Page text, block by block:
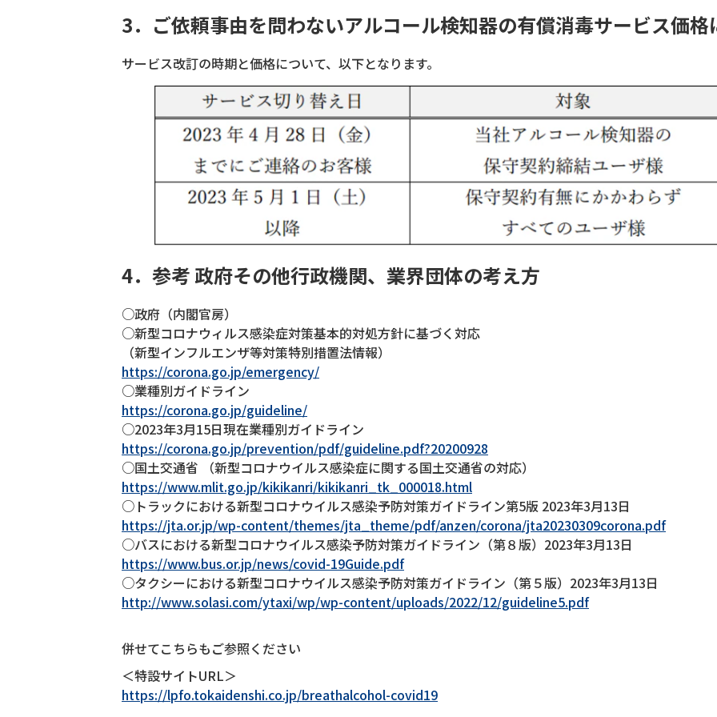
3．ご依頼事由を問わないアルコール検知器の有償消毒サービス価格
サービス改訂の時期と価格について、以下となります。
4．参考 政府その他行政機関、業界団体の考え方
○政府（内閣官房）
○新型コロナウィルス感染症対策基本的対処方針に基づく対応
（新型インフルエンザ等対策特別措置法情報）
https://corona.go.jp/emergency/
○業種別ガイドライン
https://corona.go.jp/guideline/
○2023年3月15日現在業種別ガイドライン
https://corona.go.jp/prevention/pdf/guideline.pdf?20200928
○国土交通省 （新型コロナウイルス感染症に関する国土交通省の対応）
https://www.mlit.go.jp/kikikanri/kikikanri_tk_000018.html
○トラックにおける新型コロナウイルス感染予防対策ガイドライン第5版 2023年3月13日
https://jta.or.jp/wp-content/themes/jta_theme/pdf/anzen/corona/jta20230309corona.pdf
○バスにおける新型コロナウイルス感染予防対策ガイドライン（第８版）2023年3月13日
https://www.bus.or.jp/news/covid-19Guide.pdf
○タクシーにおける新型コロナウイルス感染予防対策ガイドライン（第５版）2023年3月13日
http://www.solasi.com/ytaxi/wp/wp-content/uploads/2022/12/guideline5.pdf
併せてこちらもご参照ください
＜特設サイトURL＞
https://lpfo.tokaidenshi.co.jp/breathalcohol-covid19